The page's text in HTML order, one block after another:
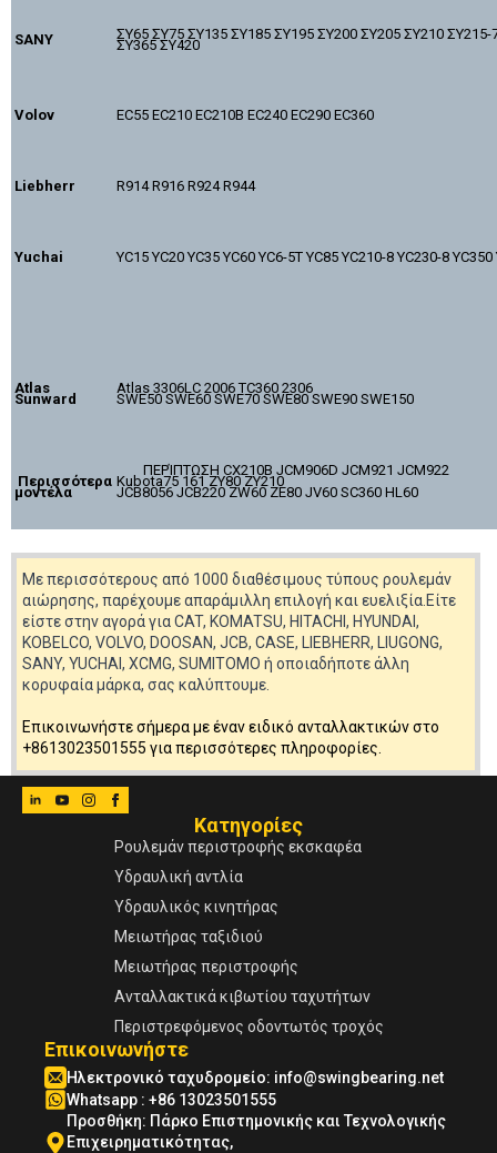
SANY ΣΥ65 ΣΥ75 ΣΥ135 ΣΥ185 ΣΥ195 ΣΥ200 ΣΥ205 ΣΥ210
ΣΥ365 ΣΥ420
Volov EC55 EC210 EC210B EC240 EC290 EC360
Liebherr R914 R916 R924 R944
Yuchai YC15 YC20 YC35 YC60 YC6-5T YC85 YC210-8 YC230-8 YC350
Atlas
Sunward
Atlas 3306LC 2006 TC360 2306
SWE50 SWE60 SWE70 SWE80 SWE90 SWE150
Περισσότερα
μοντέλα
ΠΕΡΊΠΤΩΣΗ CX210B JCM906D JCM921 JCM922
Kubota75 161 ZY80 ZY210
JCB8056 JCB220 ZW60 ZE80 JV60 SC360 HL60
Με περισσότερους από 1000 διαθέσιμους τύπους ρουλεμάν
αιώρησης, παρέχουμε απαράμιλλη επιλογή και ευελιξία.Είτε
είστε στην αγορά για CAT, KOMATSU, HITACHI, HYUNDAI,
KOBELCO, VOLVO, DOOSAN, JCB, CASE, LIEBHERR, LIUGONG,
SANY, YUCHAI, XCMG, SUMITOMO ή οποιαδήποτε άλλη
κορυφαία μάρκα, σας καλύπτουμε.
Επικοινωνήστε σήμερα με έναν ειδικό ανταλλακτικών στο
+8613023501555 για περισσότερες πληροφορίες.
Κατηγορίες
Ρουλεμάν περιστροφής εκσκαφέα
Υδραυλική αντλία
Υδραυλικός κινητήρας
Μειωτήρας ταξιδιού
Μειωτήρας περιστροφής
Ανταλλακτικά κιβωτίου ταχυτήτων
Περιστρεφόμενος οδοντωτός τροχός
Επικοινωνήστε
Ηλεκτρονικό ταχυδρομείο: info@swingbearing.net
Whatsapp : +86 13023501555
Προσθήκη: Πάρκο Επιστημονικής και Τεχνολογικής
Επιχειρηματικότητας,